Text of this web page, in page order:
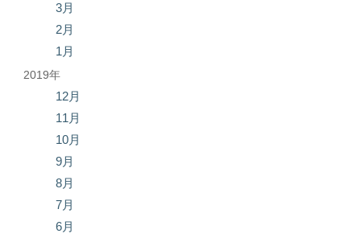
3月
2月
1月
2019年
12月
11月
10月
9月
8月
7月
6月